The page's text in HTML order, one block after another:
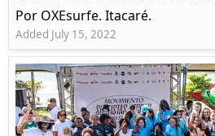
Por OXEsurfe. Itacaré.
Added July 15, 2022